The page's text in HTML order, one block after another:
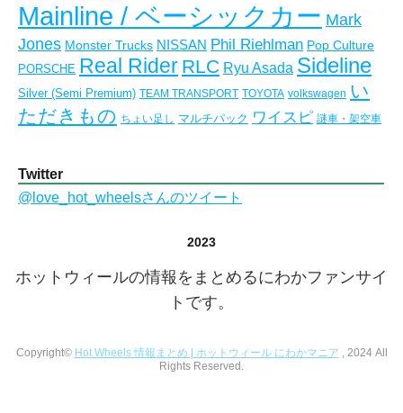
Mainline / ベーシックカー Mark
Jones Monster Trucks NISSAN Phil Riehlman Pop Culture
PORSCHE Real Rider RLC Ryu Asada Sideline
Silver (Semi Premium) TEAM TRANSPORT TOYOTA volkswagen い
ただきもの ちょい足し マルチパック ワイスピ 謎車・架空車
Twitter
@love_hot_wheelsさんのツイート
2023
ホットウィールの情報をまとめるにわかファンサイ
トです。
Copyright© Hot Wheels 情報まとめ | ホットウィール にわかマニア , 2024 All
Rights Reserved.